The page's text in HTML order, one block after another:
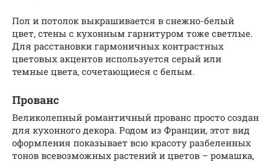
Пол и потолок выкрашивается в снежно-белый
цвет, стены с кухонным гарнитуром тоже светлые.
Для расстановки гармоничных контрастных
цветовых акцентов используется серый или
темные цвета, сочетающиеся с белым.
Прованс
Великолепный романтичный прованс просто создан
для кухонного декора. Родом из Франции, этот вид
оформления показывает всю красоту разбеленных
тонов всевозможных растений и цветов – ромашка,